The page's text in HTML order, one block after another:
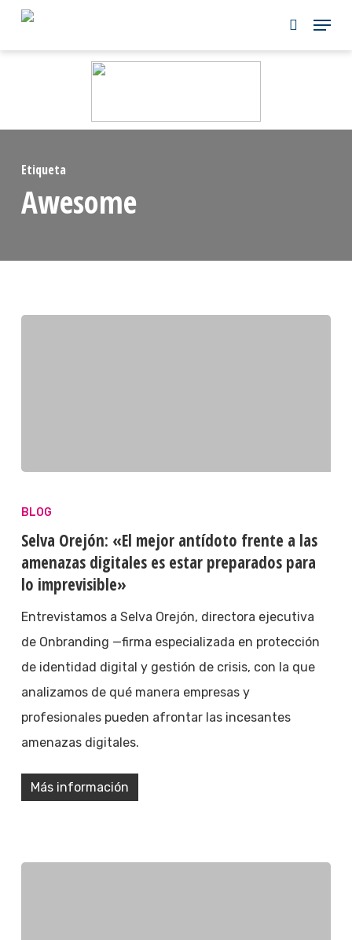
Skip
Etiqueta
Awesome
BLOG
Selva Orejón: «El mejor antídoto frente a las
amenazas digitales es estar preparados para
lo imprevisible»
Entrevistamos a Selva Orejón, directora ejecutiva
de Onbranding —firma especializada en protección
de identidad digital y gestión de crisis, con la que
analizamos de qué manera empresas y
profesionales pueden afrontar las incesantes
amenazas digitales.
Más información